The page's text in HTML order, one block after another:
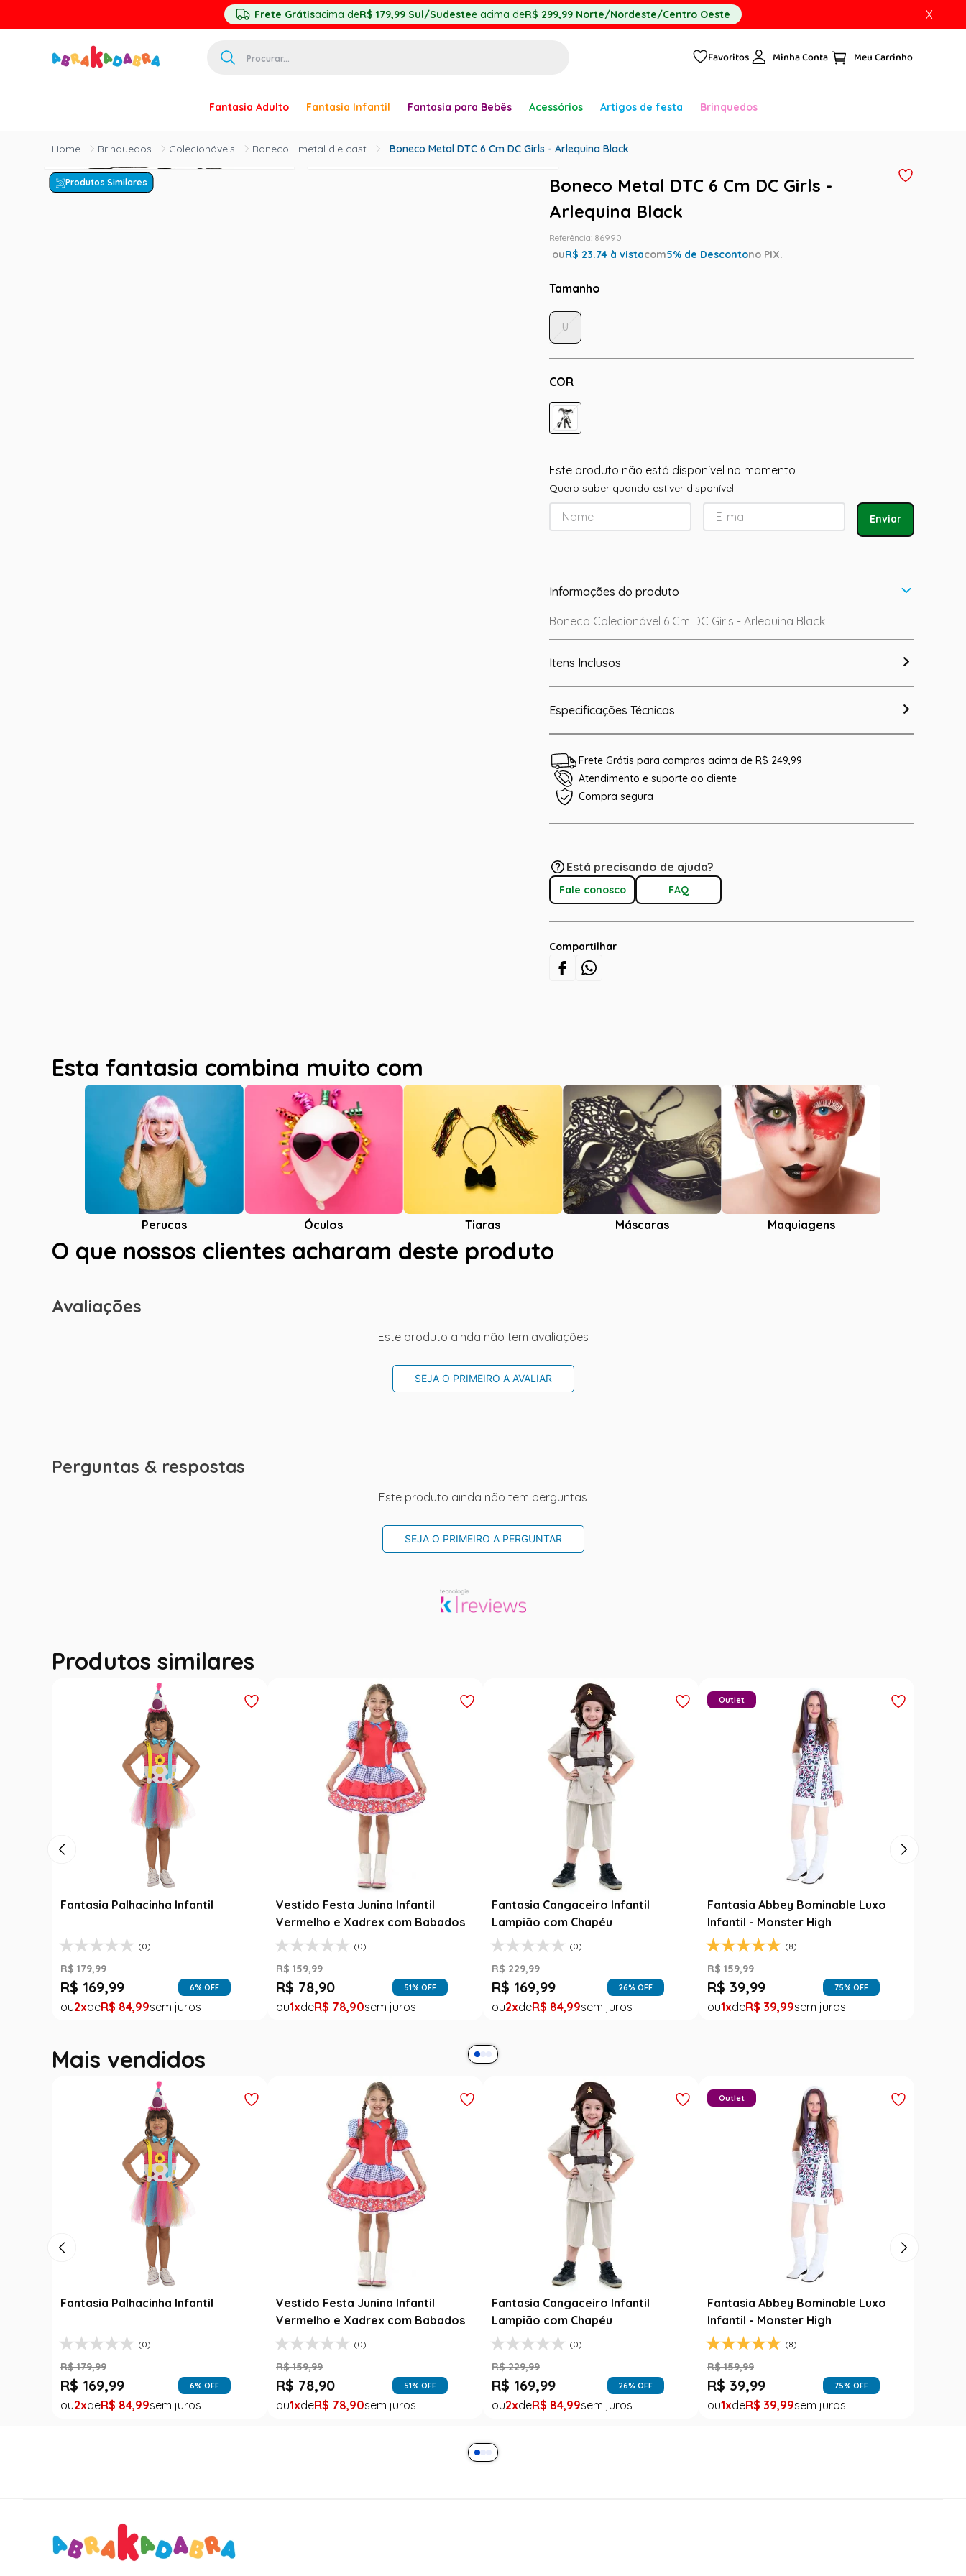
Frete Grátisacima deR$ 179,99 Sul/Sudestee acima deR$ 299,99 Norte/Nordeste/Centro Oeste X
Favoritos Minha Conta
Fantasia Adulto Fantasia Infantil Fantasia para Bebês Acessórios Artigos de festa Brinquedos
Brinquedos Colecionáveis Boneco - metal die cast Boneco Metal DTC 6 Cm DC Girls - Arlequina Black
Produtos Similares
Boneco Metal DTC 6 Cm DC Girls -
Arlequina Black
Referência: 86990
ouR$ 23.74 à vistacom5% de Descontono PIX.
Tamanho
COR
U
Este produto não está disponível no momento
Quero saber quando estiver disponível
Enviar
Informações do produto
Boneco Colecionável 6 Cm DC Girls - Arlequina Black
Itens Inclusos
Especificações Técnicas
Frete Grátis para compras acima de R$ 249,99
Atendimento e suporte ao cliente
Compra segura
Está precisando de ajuda?
Fale conosco FAQ
Compartilhar
Esta fantasia combina muito com
Perucas Óculos Tiaras Máscaras Maquiagens
O que nossos clientes acharam deste produto
Avaliações
Este produto ainda não tem avaliações
SEJA O PRIMEIRO A AVALIAR
Perguntas & respostas
Este produto ainda não tem perguntas
SEJA O PRIMEIRO A PERGUNTAR
Produtos similares
Fantasia Palhacinha Infantil
(0)
R$ 179,99
R$ 169,99 6% OFF
2 R$ 84,99
Vestido Festa Junina Infantil
Vermelho e Xadrex com Babados
(0)
R$ 159,99
R$ 78,90 51% OFF
1 R$ 78,90
Fantasia Cangaceiro Infantil
Lampião com Chapéu
(0)
R$ 229,99
R$ 169,99 26% OFF
2 R$ 84,99
Fantasia Abbey Bominable Luxo
Infantil - Monster High
(8)
Outlet
R$ 159,99
R$ 39,99 75% OFF
1 R$ 39,99
Mais vendidos
Fantasia Palhacinha Infantil
(0)
R$ 179,99
R$ 169,99 6% OFF
2 R$ 84,99
Vestido Festa Junina Infantil
Vermelho e Xadrex com Babados
(0)
R$ 159,99
R$ 78,90 51% OFF
1 R$ 78,90
Fantasia Cangaceiro Infantil
Lampião com Chapéu
(0)
R$ 229,99
R$ 169,99 26% OFF
2 R$ 84,99
Fantasia Abbey Bominable Luxo
Infantil - Monster High
(8)
Outlet
R$ 159,99
R$ 39,99 75% OFF
1 R$ 39,99